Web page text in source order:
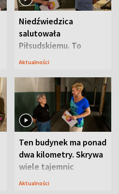
Niedźwiedzica
salutowała
Piłsudskiemu. To
niejedyna tajemnica
Aktualności
Ten budynek ma ponad
dwa kilometry. Skrywa
wiele tajemnic
Aktualności